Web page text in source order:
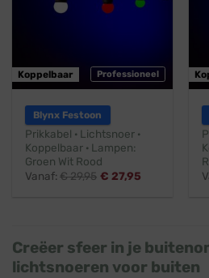
Professioneel
Koppelbaar
Blynx Festoon
Prikkabel · Lichtsnoer ·
Koppelbaar · Lampen:
Groen Wit Rood
Vanaf:€29,95 € 27,95
Creëer sfeer in je
lichtsnoeren voor buiten